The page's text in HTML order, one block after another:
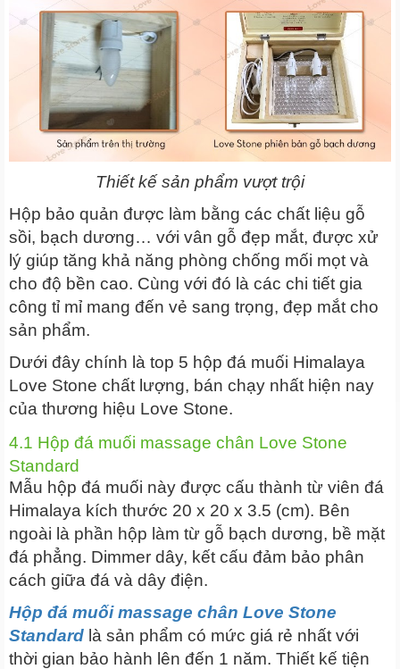
Thiết kế sản phẩm vượt trội
Hộp bảo quản được làm bằng các chất liệu gỗ
sồi, bạch dương… với vân gỗ đẹp mắt, được xử
lý giúp tăng khả năng phòng chống mối mọt và
cho độ bền cao. Cùng với đó là các chi tiết gia
công tỉ mỉ mang đến vẻ sang trọng, đẹp mắt cho
sản phẩm.
Dưới đây chính là top 5 hộp đá muối Himalaya
Love Stone chất lượng, bán chạy nhất hiện nay
của thương hiệu Love Stone.
4.1 Hộp đá muối massage chân Love Stone
Standard
Mẫu hộp đá muối này được cấu thành từ viên đá
Himalaya kích thước 20 x 20 x 3.5 (cm). Bên
ngoài là phần hộp làm từ gỗ bạch dương, bề mặt
đá phẳng. Dimmer dây, kết cấu đảm bảo phân
cách giữa đá và dây điện.
Hộp đá muối massage chân Love Stone
Standard là sản phẩm có mức giá rẻ nhất với
thời gian bảo hành lên đến 1 năm. Thiết kế tiện